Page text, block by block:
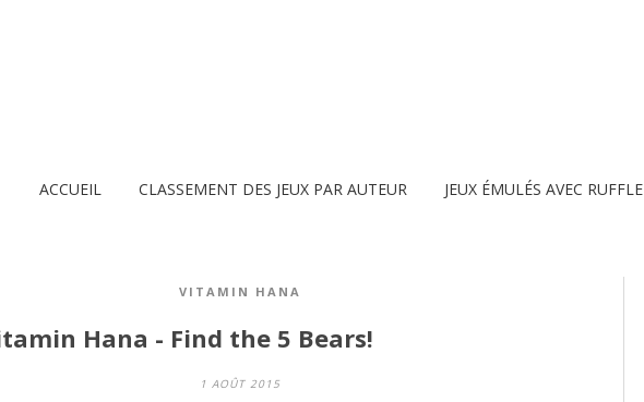
ACCUEIL CLASSEMENT DES JEUX PAR AUTEUR JEUX ÉMULÉS AVEC RUFFLE
VITAMIN HANA
Hana - Find the 5 Bears!
1 AOÛT 2015